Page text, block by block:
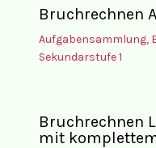
Bruchrechnen
Aufgabensammlung,
Sekundarstufe 1
Bruchrechnen
mit